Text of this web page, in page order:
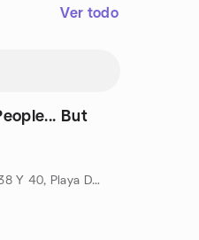
Ver todo
But
Ah Cacao, 5ta Av Entre Calles 38 Y 40, Playa Del Carmen, MX